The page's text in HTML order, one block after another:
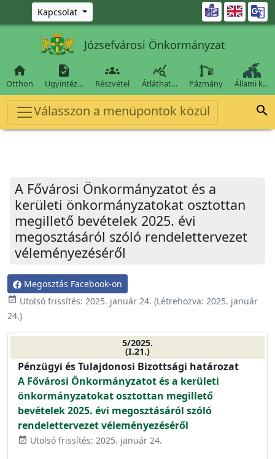
Ugrás a fő tartalomra
Kapcsolat 
Józsefvárosi Önkormányzat

Otthon

Ügyintéz…

Részvétel

Átláthat… Pázmány Állami k…
Válasszon a menüpontok közül 
A Fővárosi Önkormányzatot és a
kerületi önkormányzatokat osztottan
megillető bevételek 2025. évi
megosztásáról szóló rendelettervezet
véleményezéséről
Megosztás Facebook-on
event_available Utolsó frissítés: 2025. január 24. (Létrehozva: 2025. január
24.)
5/2025.
(I.21.)
Pénzügyi és Tulajdonosi Bizottsági határozat
A Fővárosi Önkormányzatot és a kerületi
önkormányzatokat osztottan megillető
bevételek 2025. évi megosztásáról szóló
rendelettervezet véleményezéséről
event_available Utolsó frissítés: 2025. január 24.